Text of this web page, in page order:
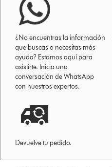
¿No encuentras la información
que buscas o necesitas más
ayuda? Estamos aquí para
asistirte. Inicia una
conversación de WhatsApp
con nuestros expertos.
Devuelve tu pedido.